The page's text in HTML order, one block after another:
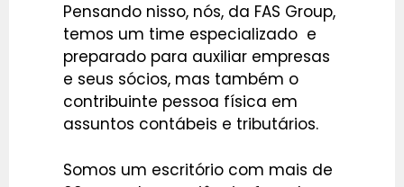
Pensando nisso, nós, da FAS Group,
temos um time especializado e
preparado para auxiliar empresas
e seus sócios, mas também o
contribuinte pessoa física em
assuntos contábeis e tributários.
Somos um escritório com mais de